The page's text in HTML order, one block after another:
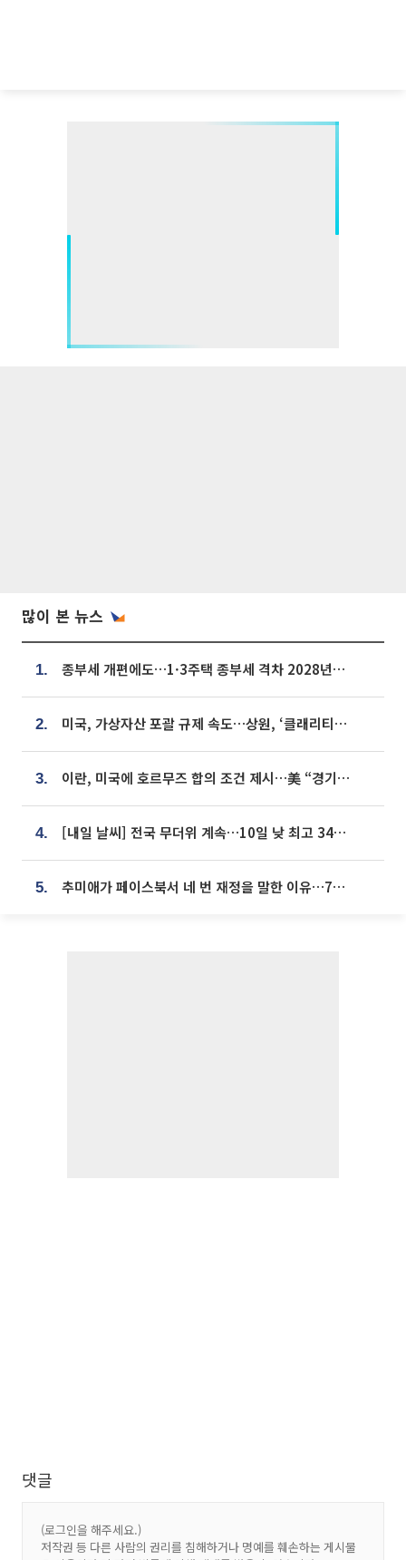
많이 본 뉴스
1. 종부세 개편에도…1·3주택 종부세 격차 2028년부터 확대
2. 미국, 가상자산 포괄 규제 속도…상원, ‘클래리티법’ 9월 절차투표 추진
3. 이란, 미국에 호르무즈 합의 조건 제시…美 “경기 아직 안 끝나” [종합]
4. [내일 날씨] 전국 무더위 계속…10일 낮 최고 34도 육박
5. 추미애가 페이스북서 네 번 재정을 말한 이유…7700억 추경 열쇠는 도의회에
댓글